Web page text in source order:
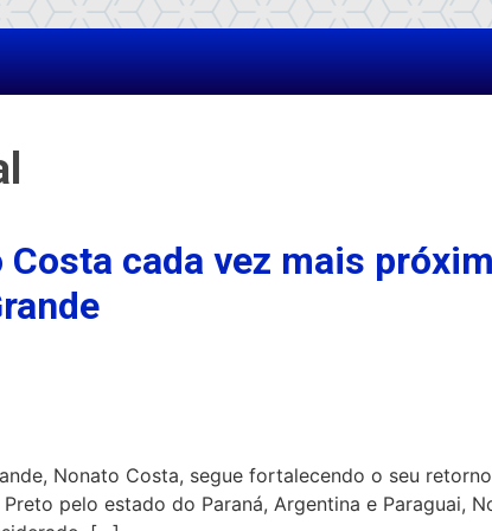
cada vez mais
Nonato Costa, segue fortalecendo o seu
pelo estado do Paraná, Argentina e Paraguai,